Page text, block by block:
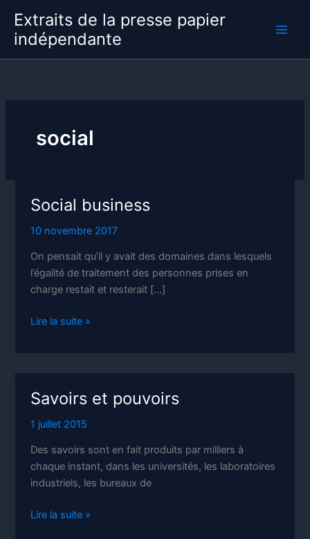
contenu
Extraits de la presse papier
indépendante
social
Social business
10 novembre 2017
On pensait qu’il y avait des domaines dans lesquels
l’égalité de traitement des personnes prises en
charge restait et resterait […]
Social
Lire la suite »
Savoirs et pouvoirs
1 juillet 2015
Des savoirs sont en fait produits par milliers à
chaque instant, dans les universités, les laboratoires
industriels, les bureaux de
Savoirs
Lire la suite »